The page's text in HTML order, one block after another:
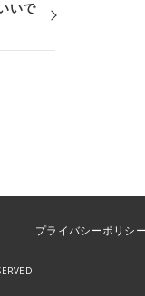
いで
プライバシーポリシ